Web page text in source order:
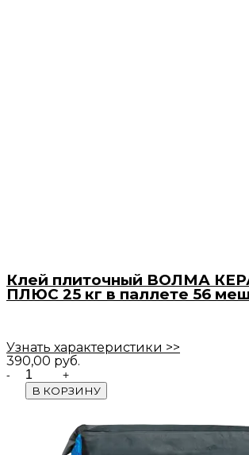
Клей плиточный ВОЛМА
ПЛЮС 25 кг в паллете 56
Узнать характеристики >>
390,00 руб.
Quantity
В КОРЗИНУ